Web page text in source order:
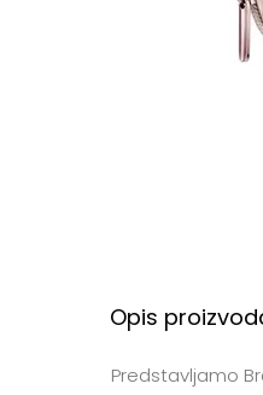
Opis
Predstavljamo